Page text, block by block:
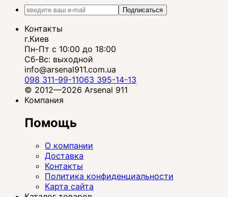
Подписаться
Контакты
г.Киев
Пн-Пт с 10:00 до 18:00
Сб-Вс: выходной
info@arsenal911.com.ua
098 311-99-11063 395-14-13
© 2012—2026 Arsenal 911
Компания
Помощь
О компании
Доставка
Контакты
Политика конфиденциальности
Карта сайта